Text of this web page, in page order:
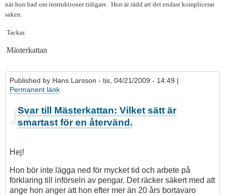
när hon bad om instruktioner tidigare. Hon är rädd att det endast komplicerar
saken.
Tackar.
Mästerkattan
Published by Hans Larsson - tis, 04/21/2009 - 14:49 |
Permanent länk
Svar till Mästerkattan: Vilket sätt är
smartast för en återvänd.
Hej!
Hon bör inte lägga ned för mycket tid och arbete på
förklaring till införseln av pengar. Det räcker säkert med att
ange hon anger att hon efter mer än 20 års bortavaro